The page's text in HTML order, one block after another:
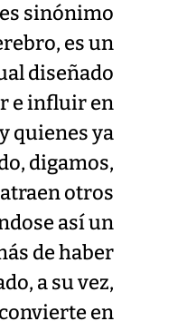
sinónimo
es un
diseñado
e influir en
quienes ya
digamos,
otros
así un
de haber
a su vez,
en